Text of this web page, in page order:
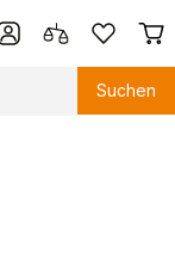
Suchen